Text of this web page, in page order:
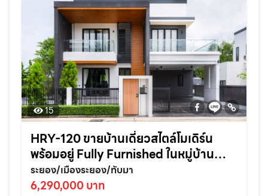
15
HRY-120 ขายบ้านเดี่ยวสไตล์โมเดิร์น
พร้อมอยู่ Fully Furnished ในหมู่บ้าน
ไอริช ทับมา หิ้วกระเป๋าเข้าอยู่ได้เลย ครบ
จบในหลังเดียว!
ระยอง/เมืองระยอง/ทับมา
6,290,000 บาท